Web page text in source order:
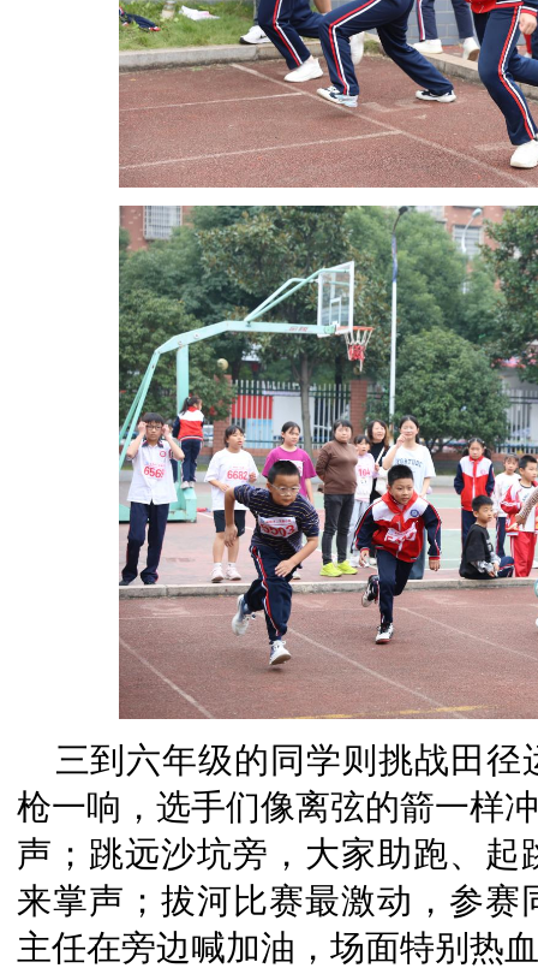
三到六年级的同学则挑战田
枪一响，选手们像离弦的箭一样
声；跳远沙坑旁，大家助跑、
来掌声；拔河比赛最激动，参
主任在旁边喊加油，场面特别热